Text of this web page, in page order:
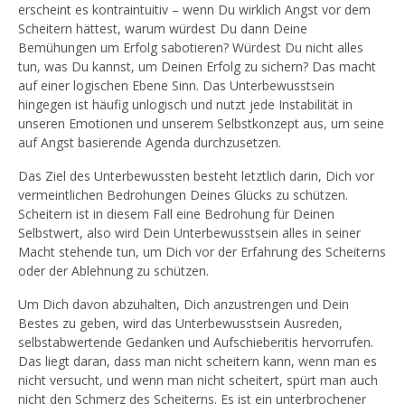
erscheint es kontraintuitiv – wenn Du wirklich Angst vor dem
Scheitern hättest, warum würdest Du dann Deine
Bemühungen um Erfolg sabotieren? Würdest Du nicht alles
tun, was Du kannst, um Deinen Erfolg zu sichern? Das macht
auf einer logischen Ebene Sinn. Das Unterbewusstsein
hingegen ist häufig unlogisch und nutzt jede Instabilität in
unseren Emotionen und unserem Selbstkonzept aus, um seine
auf Angst basierende Agenda durchzusetzen.
Das Ziel des Unterbewussten besteht letztlich darin, Dich vor
vermeintlichen Bedrohungen Deines Glücks zu schützen.
Scheitern ist in diesem Fall eine Bedrohung für Deinen
Selbstwert, also wird Dein Unterbewusstsein alles in seiner
Macht stehende tun, um Dich vor der Erfahrung des Scheiterns
oder der Ablehnung zu schützen.
Um Dich davon abzuhalten, Dich anzustrengen und Dein
Bestes zu geben, wird das Unterbewusstsein Ausreden,
selbstabwertende Gedanken und Aufschieberitis hervorrufen.
Das liegt daran, dass man nicht scheitern kann, wenn man es
nicht versucht, und wenn man nicht scheitert, spürt man auch
nicht den Schmerz des Scheiterns. Es ist ein unterbrochener